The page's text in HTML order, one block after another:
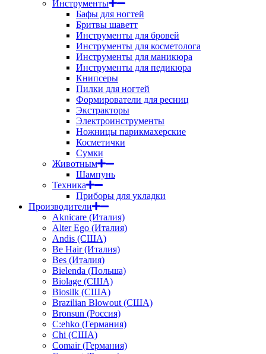
Инструменты
Бафы для ногтей
Бритвы шаветт
Инструменты для бровей
Инструменты для косметолога
Инструменты для маникюра
Инструменты для педикюра
Книпсеры
Пилки для ногтей
Формирователи для ресниц
Экстракторы
Электроинструменты
Ножницы парикмахерские
Косметички
Сумки
Животным
Шампунь
Техника
Приборы для укладки
Производители
Aknicare (Италия)
Alter Ego (Италия)
Andis (США)
Be Hair (Италия)
Bes (Италия)
Bielenda (Польша)
Biolage (США)
Biosilk (США)
Brazilian Blowout (США)
Bronsun (Россия)
C:ehko (Германия)
Chi (США)
Comair (Германия)